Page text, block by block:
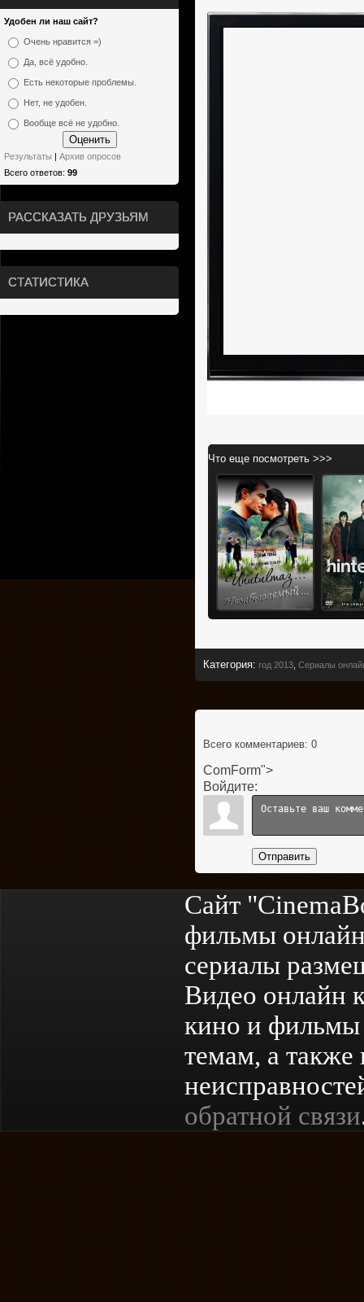
Удобен ли наш сайт?
Очень нравится =)
Да, всё удобно.
Есть некоторые проблемы.
Нет, не удобен.
Вообще всё не удобно.
Результаты
Архив опросов
Всего ответов: 99
РАССКАЗАТЬ ДРУЗЬЯМ
СТАТИСТИКА
Что еще посмотреть >>>
Категория: год 2013 Сериалы
Всего комментариев: 0
ComForm">
Войдите:
Отправить
Сайт
фильмы
сериалы
Видео онлайн
кино и
темам, а
обратной связи